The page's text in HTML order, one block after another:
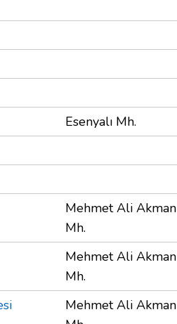
Esenyalı Mh.
Mehmet Ali Akman
Mh.
Mehmet Ali Akman
Mh.
Mehmet Ali Akman